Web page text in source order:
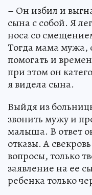
– Он избил и
сына с собой. Я
носа со
Тогда мама мужа,
помогать и
при этом он
я видела сына.
Выйдя из
звонить мужу и
малыша. В ответ
отказы. А
вопросы, только
заявление на ее
ребенка только